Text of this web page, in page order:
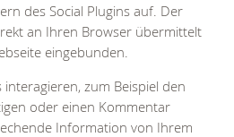
des Social Plugins auf. Der
an Ihren Browser übermittelt
eingebunden.
zum Beispiel den
oder einen Kommentar
Information von Ihrem